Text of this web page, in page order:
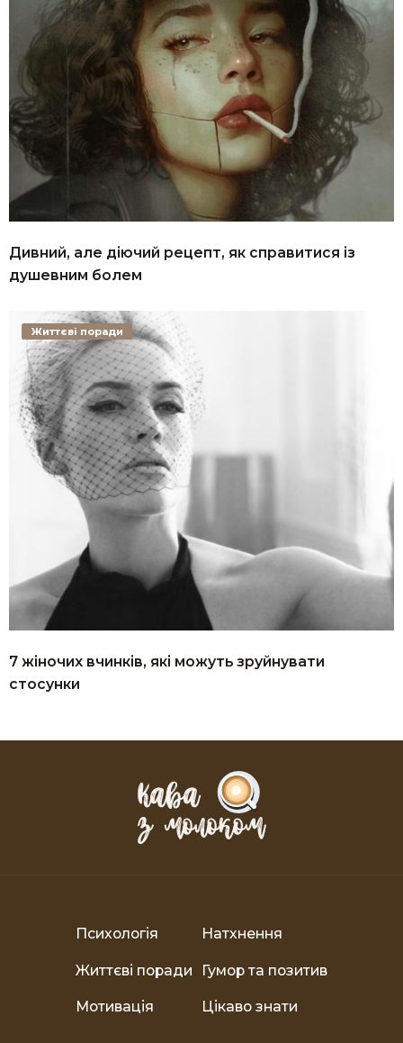
Дивний, але діючий рецепт, як справитися із
душевним болем
7 жіночих вчинків, які можуть зруйнувати
стосунки
Життєві поради
Психологія Натхнення
Життєві поради Гумор та позитив
Мотивація Цікаво знати